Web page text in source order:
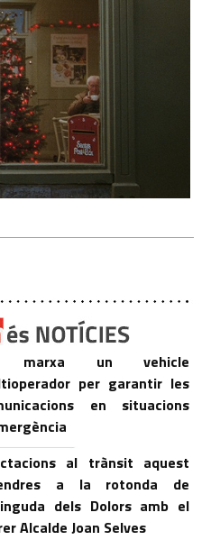
marxa un vehicle
per garantir les
en situacions
al trànsit aquest
a la rotonda de
dels Dolors amb el
Alcalde Joan Selves